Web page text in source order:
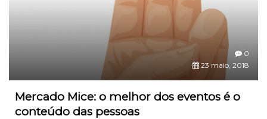
0
23 maio, 2018
Mercado Mice: o melhor dos eventos é o
conteúdo das pessoas